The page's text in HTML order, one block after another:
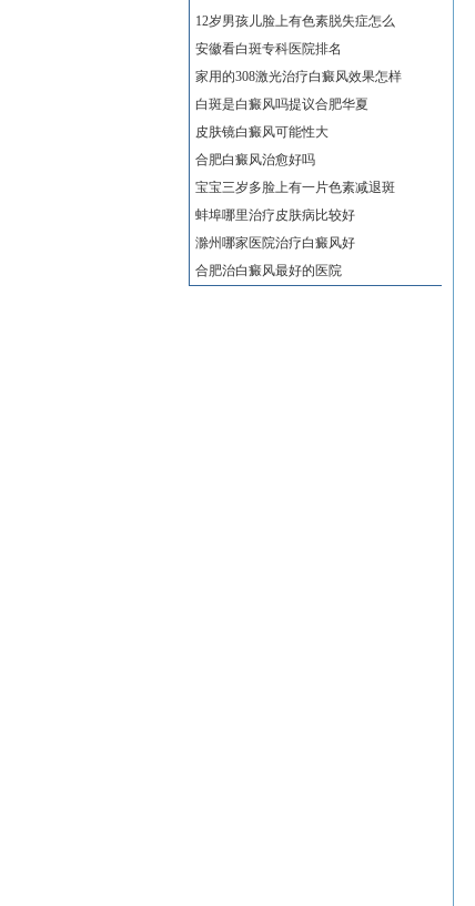
12岁男孩儿脸上有色素脱失症怎么
安徽看白斑专科医院排名
家用的308激光治疗白癜风效果怎样
白斑是白癜风吗提议合肥华夏
皮肤镜白癜风可能性大
合肥白癜风治愈好吗
宝宝三岁多脸上有一片色素减退斑
蚌埠哪里治疗皮肤病比较好
滁州哪家医院治疗白癜风好
合肥治白癜风最好的医院